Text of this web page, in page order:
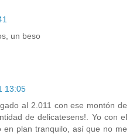
un beso
13:05
al 2.011 con ese montón de
de delicatesens!. Yo con el
en plan tranquilo, así que no me